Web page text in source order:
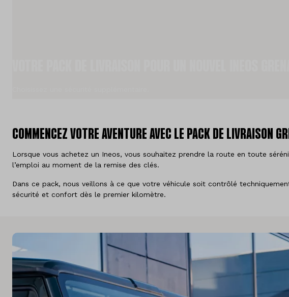
A propos de nous
Pays
COMMENCEZ VOTRE AVENTURE AVEC LE PACK DE LIVRAISON
Lorsque vous achetez un Ineos, vous souhaitez prendre la route en toute
l’emploi au moment de la remise des clés.
Dans ce pack, nous veillons à ce que votre véhicule soit contrôlé
sécurité et confort dès le premier kilomètre.